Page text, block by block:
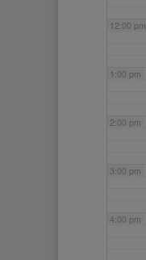
12:00 pm
1:00 pm
2:00 pm
3:00 pm
4:00 pm